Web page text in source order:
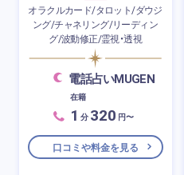
オラクルカード/タロット/ダウジ
ング/チャネリング/リーディン
グ/波動修正/霊視・透視
電話占いMUGEN
在籍
1 分 320 円〜
口コミや料金を見る